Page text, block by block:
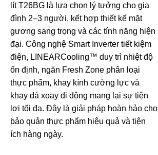
lít T26BG là lựa chọn lý tưởng cho gia
đình 2–3 người, kết hợp thiết kế mặt
gương sang trọng và các tính năng hiện
đại. Công nghệ Smart Inverter tiết kiệm
điện, LINEARCooling™ duy trì nhiệt độ
ổn định, ngăn Fresh Zone phân loại
thực phẩm, khay kính cường lực và
khay đá xoay di động mang lại sự tiện
lợi tối đa. Đây là giải pháp hoàn hảo cho
bảo quản thực phẩm hiệu quả và tiện
ích hàng ngày.